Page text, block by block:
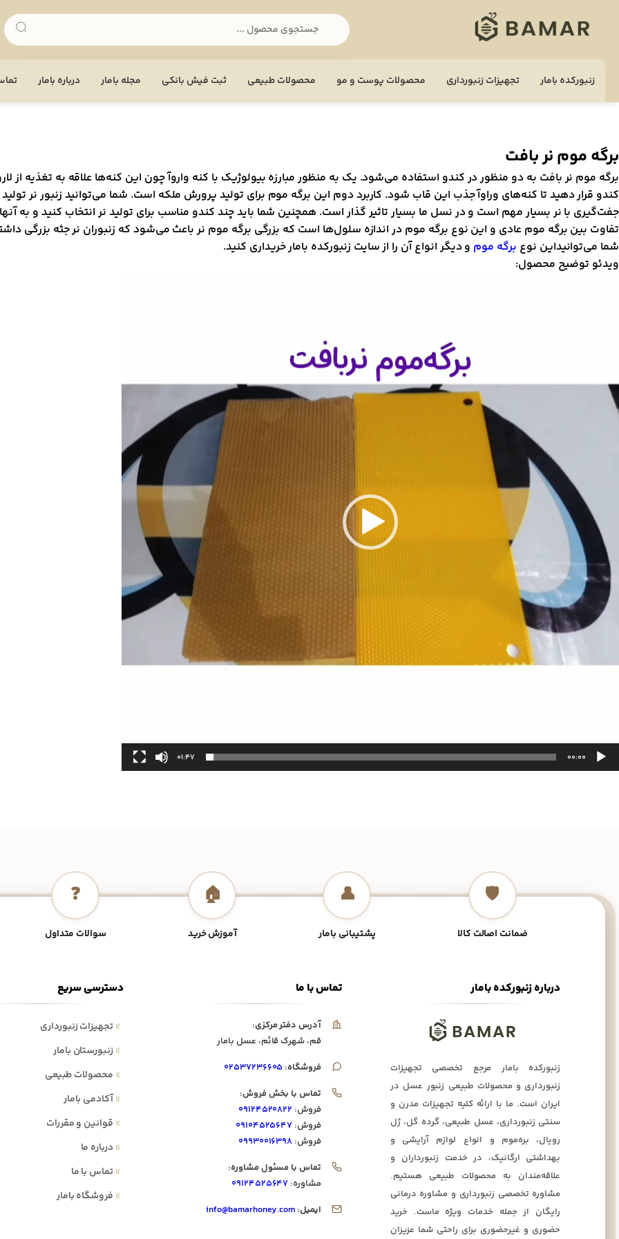
زنبورکده بامار تجهيزات زنبورداری محصولات پوست و مو محصولات طبیعی ثبت فیش بانکی مجله بامار درباره بامار
برگه موم نر بافت
برگه موم نر بافت به دو منظور در کندو استفاده می‌شود. یک به منظور مبارزه بیولوژیک با کنه واروآ چون این کنه‌ها علاقه به تغذیه از
کندو قرار دهید تا کنه‌های وراوآ جذب این قاب شود. کاربرد دوم این برگه موم برای تولید پرورش ملکه است. شما می‌توانید زنبور نر
جفت‌گیری با نر بسیار مهم است و در نسل ما بسیار تاثیر گذار است. همچنین شما باید چند کندو مناسب برای تولید نر انتخاب کنید و به
تفاوت بین برگه موم عادی و این نوع برگه موم در اندازه سلول‌ها است که بزرگی برگه موم نر باعث می‌شود که زنبوران نر جثه بزرگی
شما می‌توانیداین نوع برگه موم و دیگر انواع آن را از سایت زنبورکده بامار خریداری کنید.
ویدئو توضیح محصول:
00:00
01:47
🛡️
ضمانت اصالت کالا
👤
پشتیبانی بامار
🏠
آموزش خرید
❓
سوالات متداول
دسترسی سریع
»تجهیزات زنبورداری
»زنبورستان بامار
» محصولات طبیعی
»آکادمی بامار
» قوانین و مقررات
» درباره ما
»تماس با ما
» فروشگاه بامار
تماس با ما
آدرس دفتر مرکزی:
قم، شهرک قائم، عسل بامار
فروشگاه: ۰۲۵۳۷۲۳۶۶۰۵
تماس با بخش فروش:
فروش: ۰۹۱۲۴۵۲۰۸۲۲
فروش: ۰۹۱۰۴۵۲۵۶۴۷
فروش: ۰۹۹۳۰۰۱۶۳۹۸
تماس با مسئول مشاوره:
مشاوره: ۰۹۱۲۴۵۲۵۶۴۷
ایمیل: info@bamarhoney.com
درباره زنبورکده بامار
زنبورکده بامار مرجع تخصصی تجهیزات
زنبورداری و محصولات طبیعی زنبور عسل در
ایران است. ما با ارائه کلیه تجهیزات مدرن و
سنتی زنبورداری، عسل طبیعی، گرده گل، ژل
رویال، بره‌موم و انواع لوازم آرایشی و
بهداشتی ارگانیک، در خدمت زنبورداران و
علاقه‌مندان به محصولات طبیعی هستیم.
مشاوره تخصصی زنبورداری و مشاوره درمانی
رایگان از جمله خدمات ویژه ماست. خرید
حضوری و غیرحضوری برای راحتی شما عزیزان